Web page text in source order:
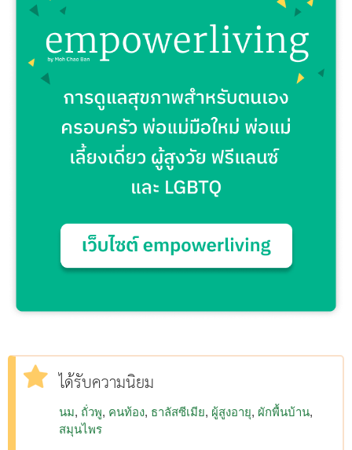
ได้รับความนิยม
นม ถั่วพู คนท้อง ธาลัสซีเมีย ผู้สูงอายุ ผักพื้นบ้าน
สมุนไพร